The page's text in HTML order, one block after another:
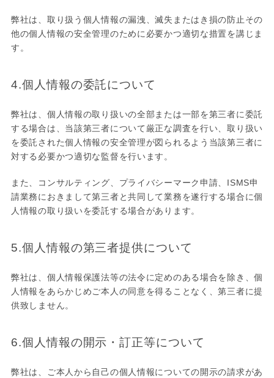
弊社は、取り扱う個人情報の漏洩、滅失またはき損の防止その
他の個人情報の安全管理のために必要かつ適切な措置を講じま
す。
4.個人情報の委託について
弊社は、個人情報の取り扱いの全部または一部を第三者に委託
する場合は、当該第三者について厳正な調査を行い、取り扱い
を委託された個人情報の安全管理が図られるよう当該第三者に
対する必要かつ適切な監督を行います。
また、コンサルティング、プライバシーマーク申請、ISMS申
請業務におきまして第三者と共同して業務を遂行する場合に個
人情報の取り扱いを委託する場合があります。
5.個人情報の第三者提供について
弊社は、個人情報保護法等の法令に定めのある場合を除き、個
人情報をあらかじめご本人の同意を得ることなく、第三者に提
供致しません。
6.個人情報の開示・訂正等について
弊社は、ご本人から自己の個人情報についての開示の請求があ